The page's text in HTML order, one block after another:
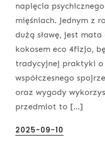
napięcia
mięśniach. Jednym z
dużą sławę, jest
kokosem eco 4fizjo,
tradycyjnej praktyki o
współczesnego
oraz wygody
przedmiot to […]
Posted
2025-09-10